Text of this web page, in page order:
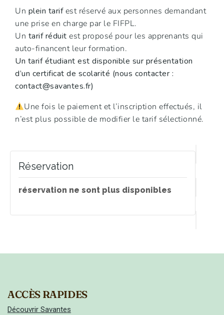
Un plein tarifest réservé aux personnes demandant
une prise en charge par le FIFPL.
Un tarif réduit est proposé pour les apprenants qui
auto-financent leur formation.
Un tarif étudiant est disponible sur présentation
d’un certificat de scolarité (nous contacter :
contact@savantes.fr)
Une fois le paiement et l’inscription effectués, il
n’est plus possible de modifier le tarif sélectionné.
Réservation
réservation ne sont plus disponibles
ACCÈS RAPIDES
Découvrir Savantes